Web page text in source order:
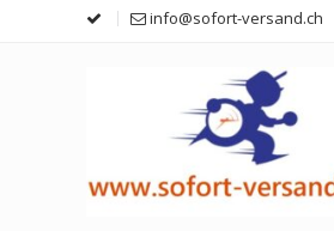
info@sofort-versand.ch